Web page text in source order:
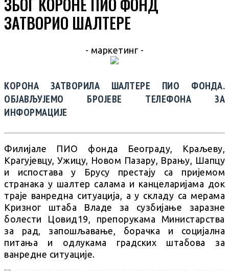
ЗАТВОРИО ШАЛТЕРЕ
- маркетинг -
КОРОНА ЗАТВОРИЛА ШАЛТЕРЕ ПИО ФОНДА.
ОБЈАВЉУЈЕМО БРОЈЕВЕ ТЕЛЕФОНА ЗА
ИНФОРМАЦИЈЕ
Филијале ПИО фонда Београду, Краљеву,
Крагујевцу, Ужицу, Новом Пазару, Врању, Шапцу
и испостава у Брусу престају са пријемом
странака у шалтер салама и канцеларијама док
траје ванредна ситуација, а у складу са мерама
Кризног штаба Владе за сузбијање заразне
болести Цовид19, препорукама Министарства
за рад, запошљавање, борачка и социјална
питања и одлукама градских штабова за
ванредне ситуације.